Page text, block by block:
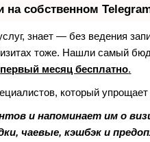
на собственном
знает — без ведения
тоже. Нашли самый
первый месяц бесплатно.
который
и напоминает им о
чаевые, кэшбэк и